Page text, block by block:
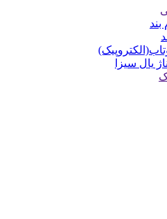
یال سیزا